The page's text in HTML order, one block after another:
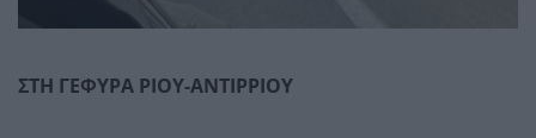
ΣΤΗ ΓΕΦΥΡΑ ΡΙΟΥ-ΑΝΤΙΡΡΙΟΥ